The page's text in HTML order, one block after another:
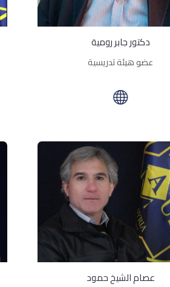
دكتور جابر رومية
عضو هيئة تدريسية
عصام الشيخ حمود